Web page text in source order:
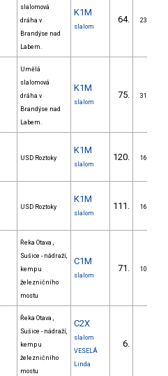
slalomová
dráha v
Brandýse nad
Labem.
K1M
slalom
64. 23/ZM
Umělá
slalomová
dráha v
Brandýse nad
Labem.
K1M
slalom
75. 31/ZM
USD Roztoky
K1M
slalom
120. 16/ZM
USD Roztoky
K1M
slalom
111. 16/ZM
Řeka Otava ,
Sušice - nádraží,
kemp u
železničního
mostu
C1M
slalom
71. 10/ZM
Řeka Otava ,
Sušice - nádraží,
kemp u
železničního
mostu
C2X
slalom
VESELÁ
Linda
6.